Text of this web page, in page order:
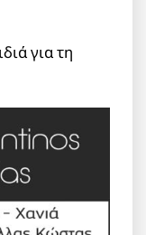
για τη